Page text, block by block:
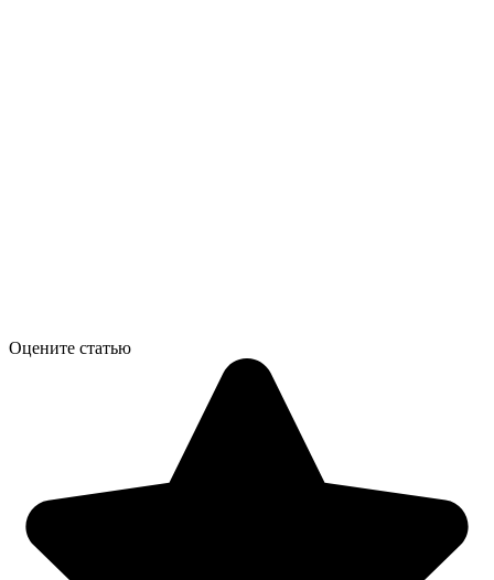
Оцените статью